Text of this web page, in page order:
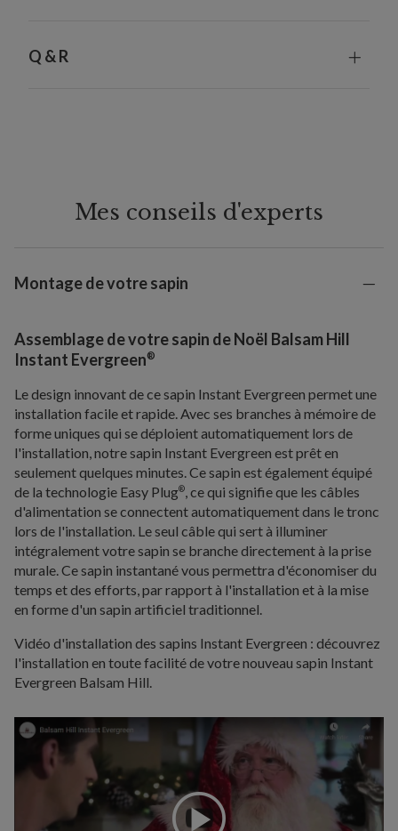
Q & R
Mes conseils d'experts
Montage de votre sapin
Assemblage de votre sapin de Noël Balsam Hill
Instant Evergreen®
Le design innovant de ce sapin Instant Evergreen permet une
installation facile et rapide. Avec ses branches à mémoire de
forme uniques qui se déploient automatiquement lors de
l'installation, notre sapin Instant Evergreen est prêt en
seulement quelques minutes. Ce sapin est également équipé
de la technologie Easy Plug®, ce qui signifie que les câbles
d'alimentation se connectent automatiquement dans le tronc
lors de l'installation. Le seul câble qui sert à illuminer
intégralement votre sapin se branche directement à la prise
murale. Ce sapin instantané vous permettra d'économiser du
temps et des efforts, par rapport à l'installation et à la mise
en forme d'un sapin artificiel traditionnel.
Vidéo d'installation des sapins Instant Evergreen : découvrez
l'installation en toute facilité de votre nouveau sapin Instant
Evergreen Balsam Hill.